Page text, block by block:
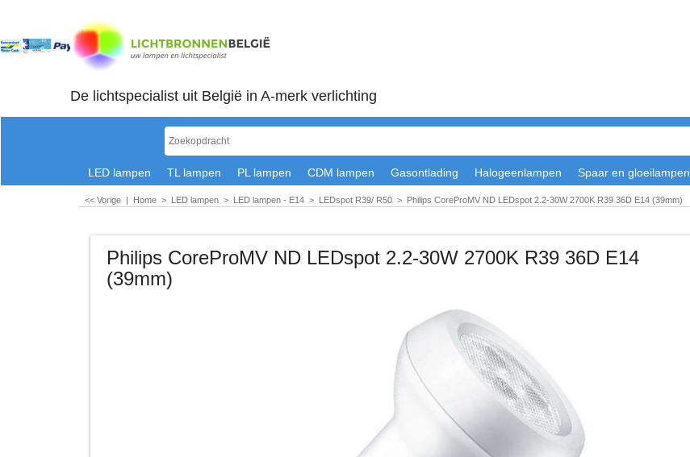
De lichtspecialist uit België in A-merk verlichting
LED lampen TL lampen PL lampen CDM lampen Gasontlading Halogeenlampen Spaar en gloeilampen
<< Vorige | Home > LED lampen > LED lampen - E14 > LEDspot R39/ R50 > Philips CoreProMV ND LEDspot 2.2-30W 2700K R39 36D E14 (39mm)
Philips CoreProMV ND LEDspot 2.2-30W 2700K R39 36D E14
(39mm)